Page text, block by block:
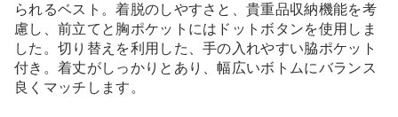
られるベスト。着脱のしやすさと、貴重品収納機能を考
慮し、前立てと胸ポケットにはドットボタンを使用しま
した。切り替えを利用した、手の入れやすい脇ポケット
付き。着丈がしっかりとあり、幅広いボトムにバランス
良くマッチします。